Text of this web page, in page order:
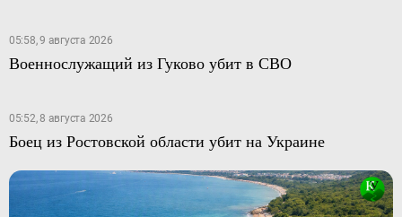
05:58, 9 августа 2026
Военнослужащий из Гуково убит в СВО
05:52, 8 августа 2026
Боец из Ростовской области убит на Украине